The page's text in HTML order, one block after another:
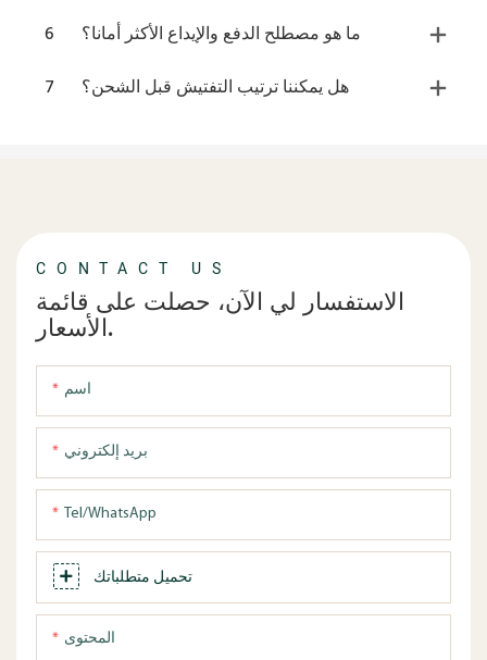
6
ما هو مصطلح الدفع والإيداع الأكثر أمانا؟
7
هل يمكننا ترتيب التفتيش قبل الشحن؟
CONTACT US
الاستفسار لي الآن، حصلت على قائمة
الأسعار.
اسم
بريد إلكتروني
Tel/WhatsApp
تحميل متطلباتك
المحتوى